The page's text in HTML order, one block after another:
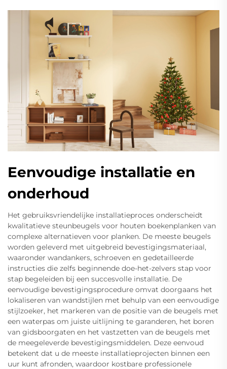
Eenvoudige installatie en
onderhoud
Het gebruiksvriendelijke installatieproces onderscheidt
kwalitatieve steunbeugels voor houten boekenplanken van
complexe alternatieven voor planken. De meeste beugels
worden geleverd met uitgebreid bevestigingsmateriaal,
waaronder wandankers, schroeven en gedetailleerde
instructies die zelfs beginnende doe-het-zelvers stap voor
stap begeleiden bij een succesvolle installatie. De
eenvoudige bevestigingsprocedure omvat doorgaans het
lokaliseren van wandstijlen met behulp van een eenvoudige
stijlzoeker, het markeren van de positie van de beugels met
een waterpas om juiste uitlijning te garanderen, het boren
van gidsboorgaten en het vastzetten van de beugels met
de meegeleverde bevestigingsmiddelen. Deze eenvoud
betekent dat u de meeste installatieprojecten binnen een
uur kunt afronden, waardoor kostbare professionele